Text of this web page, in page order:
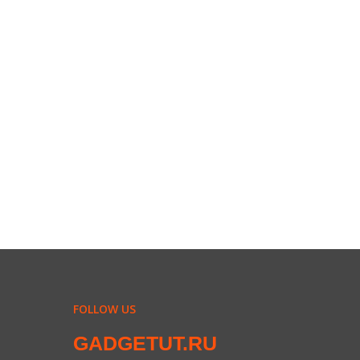
FOLLOW US
GADGETUT.RU